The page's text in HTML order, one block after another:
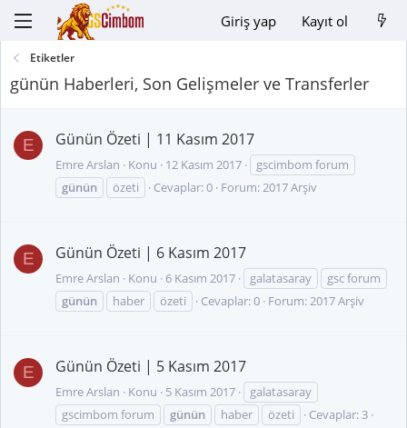
Giriş yap Kayıt ol
Etiketler
günün Haberleri, Son Gelişmeler ve Transferler
E Günün Özeti | 11 Kasım 2017
Emre Arslan Konu 12 Kasım 2017
gscimbom forum
günün
özeti Cevaplar: 0 Forum: 2017 Arşiv
E Günün Özeti | 6 Kasım 2017
Emre Arslan Konu 6 Kasım 2017 galatasaray
gsc forum
günün
haber özeti Cevaplar: 0 Forum:2017 Arşiv
E Günün Özeti | 5 Kasım 2017
Emre Arslan Konu 5 Kasım 2017
galatasaray
gscimbom forum
günün haber özeti
Cevaplar: 3